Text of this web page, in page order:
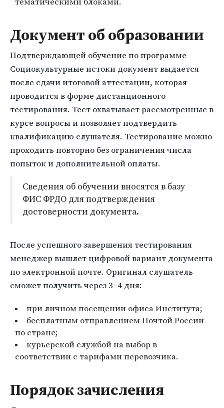
Документ об образовании
Подтверждающей обучение по программе
Социокультурные истоки документ выдается
после сдачи итоговой аттестации, которая
проводится в форме дистанционного
тестирования. Тест охватывает рассмотренные в
курсе вопросы и позволяет подтвердить
квалификацию слушателя. Тестирование можно
проходить повторно без ограничения числа
попыток и дополнительной оплаты.
Сведения об обучении вносятся в базу
ФИС ФРДО для подтверждения
достоверности документа.
После успешного завершения тестирования
менеджер вышлет цифровой вариант документа
по электронной почте. Оригинал слушатель
сможет получить через 3–4 дня:
при личном посещении офиса Института;
бесплатным отправлением Почтой России
по стране;
курьерской службой на выбор в
соответствии с тарифами перевозчика.
Порядок зачисления